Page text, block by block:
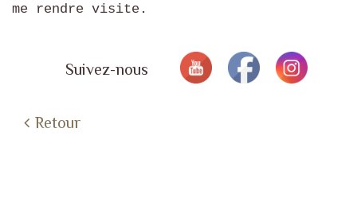
me rendre visite.
Suivez-nous
Retour